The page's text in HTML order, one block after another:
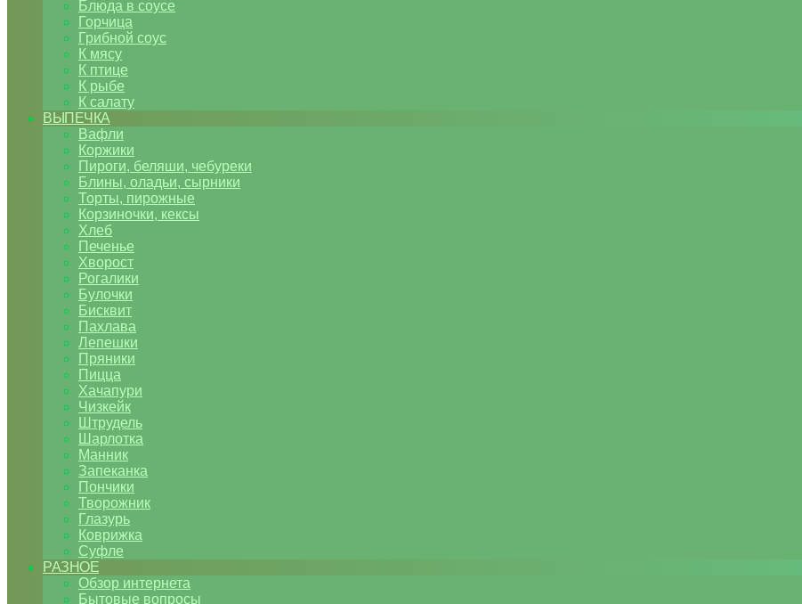
Блюда в соусе
Горчица
Грибной соус
К мясу
К птице
К рыбе
К салату
ВЫПЕЧКА
Вафли
Коржики
Пироги, беляши, чебуреки
Блины, оладьи, сырники
Торты, пирожные
Корзиночки, кексы
Хлеб
Печенье
Хворост
Рогалики
Булочки
Бисквит
Пахлава
Лепешки
Пряники
Пицца
Хачапури
Чизкейк
Штрудель
Шарлотка
Манник
Запеканка
Пончики
Творожник
Глазурь
Коврижка
Суфле
РАЗНОЕ
Обзор интернета
Бытовые вопросы